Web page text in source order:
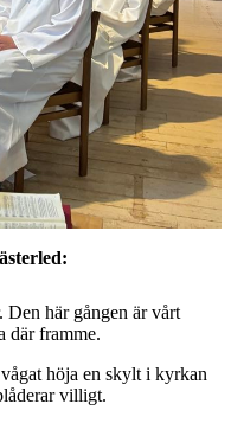
här gången är vårt
där framme.
höja en skylt i kyrkan
villigt.